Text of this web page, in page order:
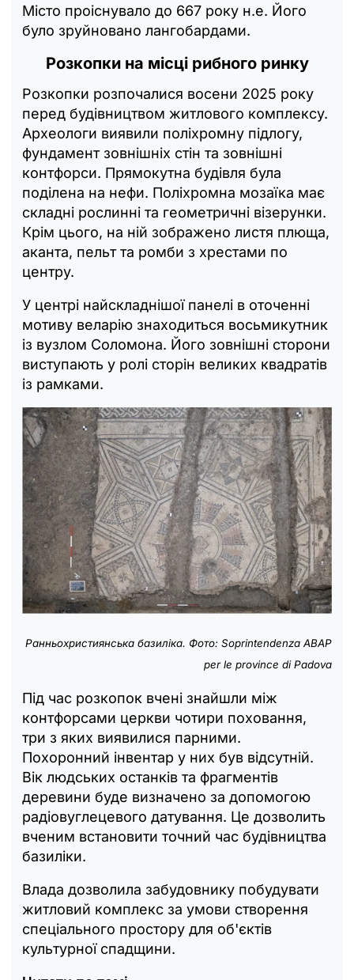
Місто проіснувало до 667 року н.е. Його
було зруйновано лангобардами.
Розкопки на місці рибного ринку
Розкопки розпочалися восени 2025 року
перед будівництвом житлового комплексу.
Археологи виявили поліхромну підлогу,
фундамент зовнішніх стін та зовнішні
контфорси. Прямокутна будівля була
поділена на нефи. Поліхромна мозаїка має
складні рослинні та геометричні візерунки.
Крім цього, на ній зображено листя плюща,
аканта, пельт та ромби з хрестами по
центру.
У центрі найскладнішої панелі в оточенні
мотиву веларію знаходиться восьмикутник
із вузлом Соломона. Його зовнішні сторони
виступають у ролі сторін великих квадратів
із рамками.
Ранньохристиянська базиліка. Фото: Soprintendenza ABAP
per le province di Padova
Під час розкопок вчені знайшли між
контфорсами церкви чотири поховання,
три з яких виявилися парними.
Похоронний інвентар у них був відсутній.
Вік людських останків та фрагментів
деревини буде визначено за допомогою
радіовуглецевого датування. Це дозволить
вченим встановити точний час будівництва
базиліки.
Влада дозволила забудовнику побудувати
житловий комплекс за умови створення
спеціального простору для об'єктів
культурної спадщини.